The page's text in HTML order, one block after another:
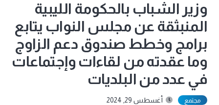
وزير الشباب بالحكومة الليبية
المنبثقة عن مجلس النواب يتابع
برامج وخطط صندوق دعم الزاوج
وما عقدته من لقاءات وإجتماعات
في عدد من البلديات
مجتمع أغسطس 29, 2024